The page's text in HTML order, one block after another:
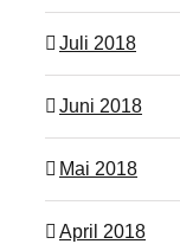
Juli 2018
Juni 2018
Mai 2018
April 2018